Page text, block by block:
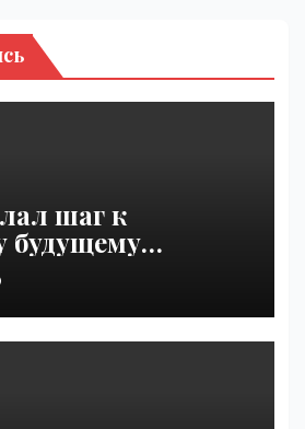
шаг к
будущему
транспорта |